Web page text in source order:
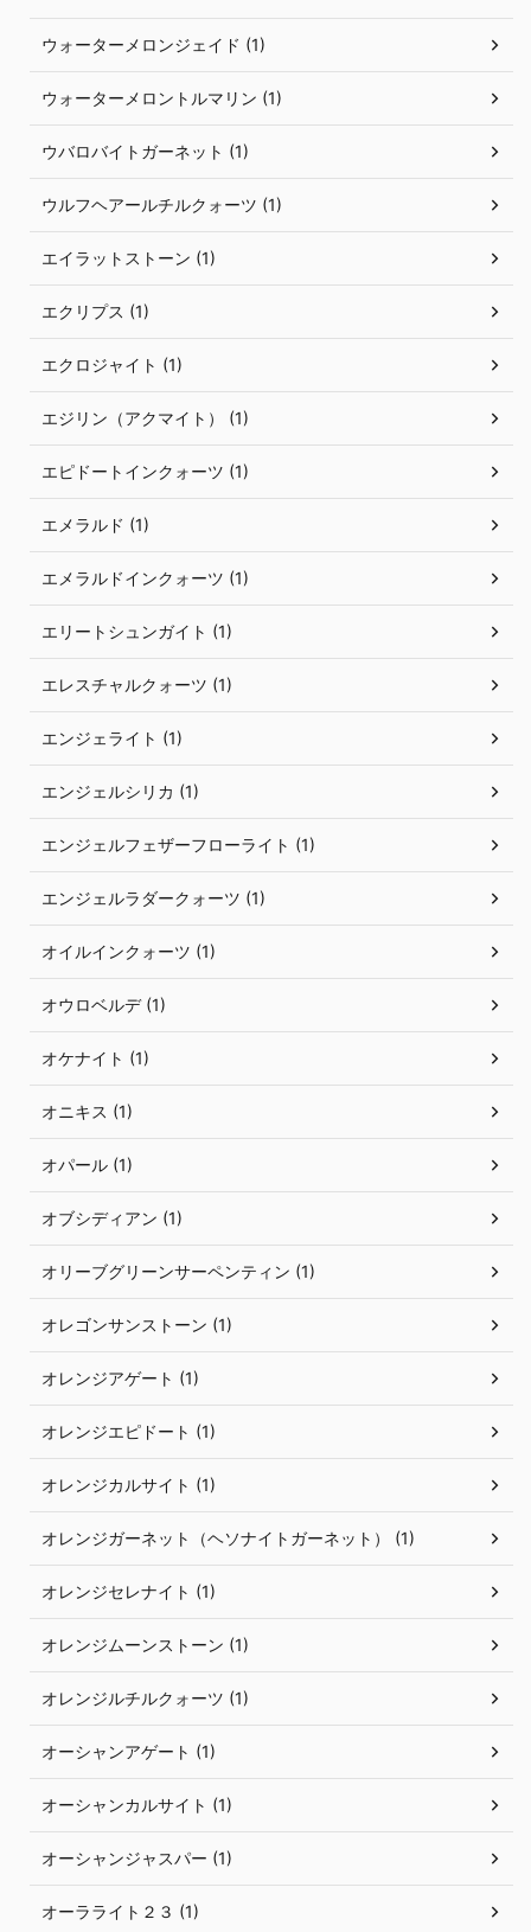
ウォーターメロンジェイド (1)
ウォーターメロントルマリン (1)
ウバロバイトガーネット (1)
ウルフヘアールチルクォーツ (1)
エイラットストーン (1)
エクリプス (1)
エクロジャイト (1)
エジリン（アクマイト） (1)
エピドートインクォーツ (1)
エメラルド (1)
エメラルドインクォーツ (1)
エリートシュンガイト (1)
エレスチャルクォーツ (1)
エンジェライト (1)
エンジェルシリカ (1)
エンジェルフェザーフローライト (1)
エンジェルラダークォーツ (1)
オイルインクォーツ (1)
オウロベルデ (1)
オケナイト (1)
オニキス (1)
オパール (1)
オブシディアン (1)
オリーブグリーンサーペンティン (1)
オレゴンサンストーン (1)
オレンジアゲート (1)
オレンジエピドート (1)
オレンジカルサイト (1)
オレンジガーネット（ヘソナイトガーネット） (1)
オレンジセレナイト (1)
オレンジムーンストーン (1)
オレンジルチルクォーツ (1)
オーシャンアゲート (1)
オーシャンカルサイト (1)
オーシャンジャスパー (1)
オーラライト２３ (1)